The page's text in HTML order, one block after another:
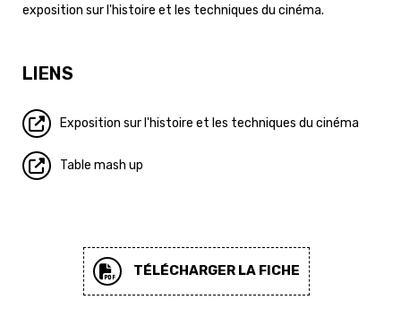
exposition sur l'histoire et les techniques du cinéma.
LIENS
Exposition sur l'histoire et les techniques du cinéma
Table mash up
TÉLÉCHARGER LA FICHE